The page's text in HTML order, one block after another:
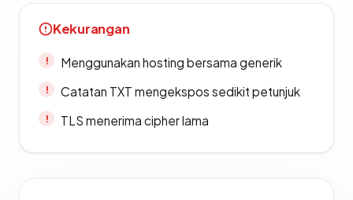
Kekurangan
Menggunakan hosting bersama generik
Catatan TXT mengekspos sedikit petunjuk
TLS menerima cipher lama